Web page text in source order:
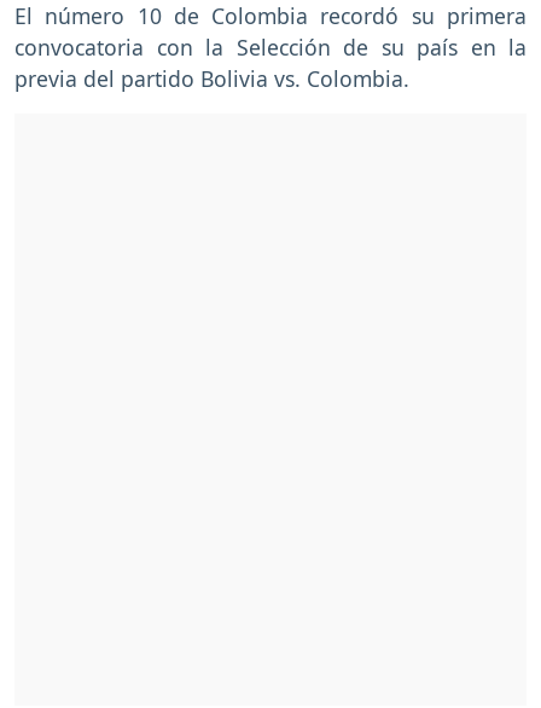
El número 10 de Colombia recordó su primera
convocatoria con la Selección de su país en la
previa del partido Bolivia vs. Colombia.